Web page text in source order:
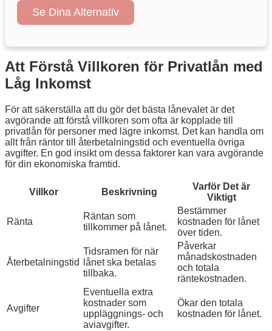
Se Dina Alternativ
Att Förstå Villkoren för Privatlån med
Låg Inkomst
För att säkerställa att du gör det bästa lånevalet är det
avgörande att förstå villkoren som ofta är kopplade till
privatlån för personer med lägre inkomst. Det kan handla om
allt från räntor till återbetalningstid och eventuella övriga
avgifter. En god insikt om dessa faktorer kan vara avgörande
för din ekonomiska framtid.
Villkor Beskrivning
Varför Det är
Viktigt
Ränta
Räntan som
tillkommer på lånet.
Bestämmer
kostnaden för lånet
över tiden.
Återbetalningstid
Tidsramen för när
lånet ska betalas
tillbaka.
Påverkar
månadskostnaden
och totala
räntekostnaden.
Avgifter
Eventuella extra
kostnader som
uppläggnings- och
aviavgifter.
Ökar den totala
kostnaden för lånet.